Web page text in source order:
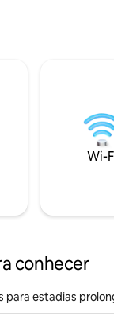
Wi-
conhecer
para estadias